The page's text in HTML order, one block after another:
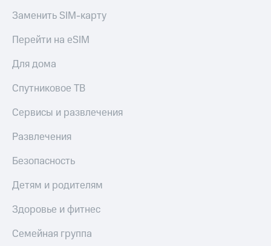
Заменить SIM-карту
Перейти на eSIM
Для дома
Спутниковое ТВ
Сервисы и развлечения
Развлечения
Безопасность
Детям и родителям
Здоровье и фитнес
Семейная группа